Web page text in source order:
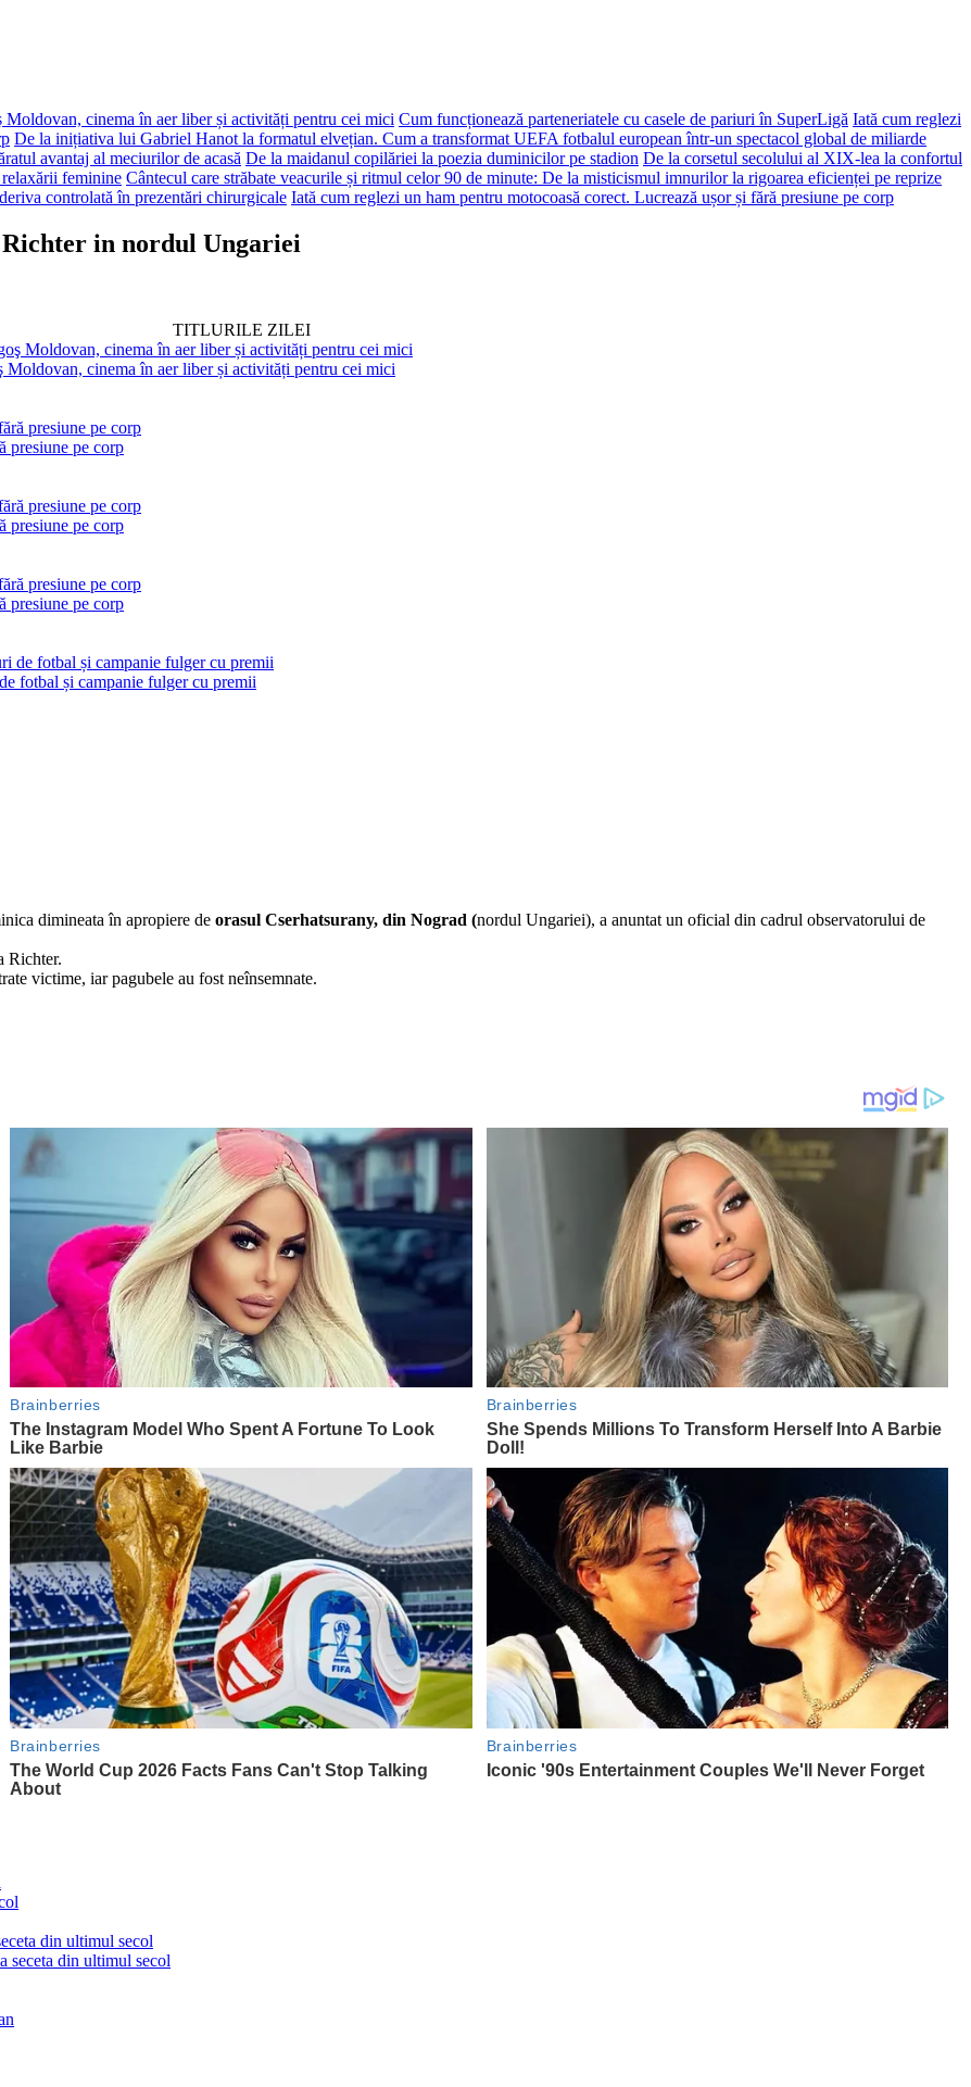
cinema în aer liber și activități pentru cei mici Cum funcționează parteneriatele cu casele de pariuri în SuperLigă Iată cum reglezi
De la inițiativa lui Gabriel Hanot la formatul elvețian. Cum a transformat UEFA fotbalul european într-un spectacol global de miliarde
avantaj al meciurilor de acasă De la maidanul copilăriei la poezia duminicilor pe stadion De la corsetul secolului al XIX-lea la confortul
feminine Cântecul care străbate veacurile și ritmul celor 90 de minute: De la misticismul imnurilor la rigoarea eficienței pe reprize
controlată în prezentări chirurgicale Iată cum reglezi un ham pentru motocoasă corect. Lucrează ușor și fără presiune pe corp
Richter in nordul Ungariei
TITLURILE ZILEI
cinema în aer liber și activități pentru cei mici
presiune pe corp
presiune pe corp
presiune pe corp
fotbal și campanie fulger cu premii
dimineata în apropiere de orasul Cserhatsurany, din Nograd (nordul Ungariei), a anuntat un oficial din cadrul observatorului de
Richter.
victime, iar pagubele au fost neînsemnate.
din ultimul secol